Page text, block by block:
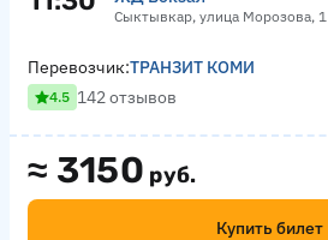
Сыктывкар, улица Морозова, 1
≈ 3150 руб.
Купить билет
Перевозчик:ТРАНЗИТ КОМИ
4.5 142 отзывов